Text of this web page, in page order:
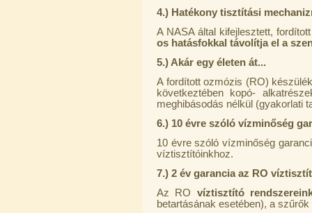
4.) Hatékony tisztítási
A NASA által kifejlesztett,
os hatásfokkal távolítja el a
5.) Akár egy életen át...
A fordított ozmózis (RO)
következtében kopó-
meghibásodás nélkül (gyakorlati
6.) 10 évre szóló vízminőség
10 évre szóló vízminőség
víztisztítóinkhoz.
7.) 2 év garancia az RO
Az RO víztisztító
betartásának esetében), a